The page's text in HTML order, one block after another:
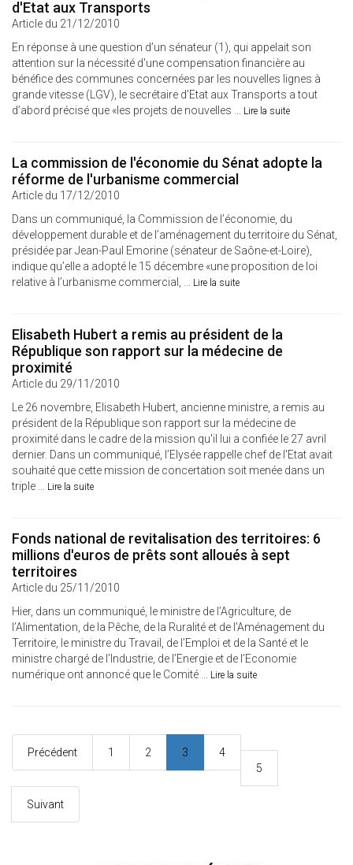
d'Etat aux Transports
Article du 21/12/2010
En réponse à une question d’un sénateur (1), qui appelait son
attention sur la nécessité d'une compensation financière au
bénéfice des communes concernées par les nouvelles lignes à
grande vitesse (LGV), le secrétaire d’Etat aux Transports a tout
d’abord précisé que «les projets de nouvelles ... Lire la suite
La commission de l'économie du Sénat adopte la
réforme de l'urbanisme commercial
Article du 17/12/2010
Dans un communiqué, la Commission de l’économie, du
développement durable et de l’aménagement du territoire du Sénat,
présidée par Jean-Paul Emorine (sénateur de Saône-et-Loire),
indique qu’elle a adopté le 15 décembre «une proposition de loi
relative à l’urbanisme commercial, ... Lire la suite
Elisabeth Hubert a remis au président de la
République son rapport sur la médecine de
proximité
Article du 29/11/2010
Le 26 novembre, Elisabeth Hubert, ancienne ministre, a remis au
président de la République son rapport sur la médecine de
proximité dans le cadre de la mission qu'il lui a confiée le 27 avril
dernier. Dans un communiqué, l’Elysée rappelle chef de l'Etat avait
souhaité que cette mission de concertation soit menée dans un
triple ... Lire la suite
Fonds national de revitalisation des territoires: 6
millions d'euros de prêts sont alloués à sept
territoires
Article du 25/11/2010
Hier, dans un communiqué, le ministre de l’Agriculture, de
l’Alimentation, de la Pêche, de la Ruralité et de l’Aménagement du
Territoire, le ministre du Travail, de l’Emploi et de la Santé et le
ministre chargé de l’Industrie, de l’Energie et de l’Economie
numérique ont annoncé que le Comité ... Lire la suite
Précédent 1 2 3
4
5
Suivant